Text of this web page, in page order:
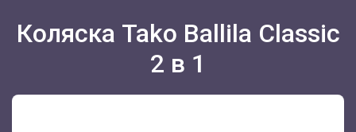
Коляска Tako Ballila Classic
2 в 1